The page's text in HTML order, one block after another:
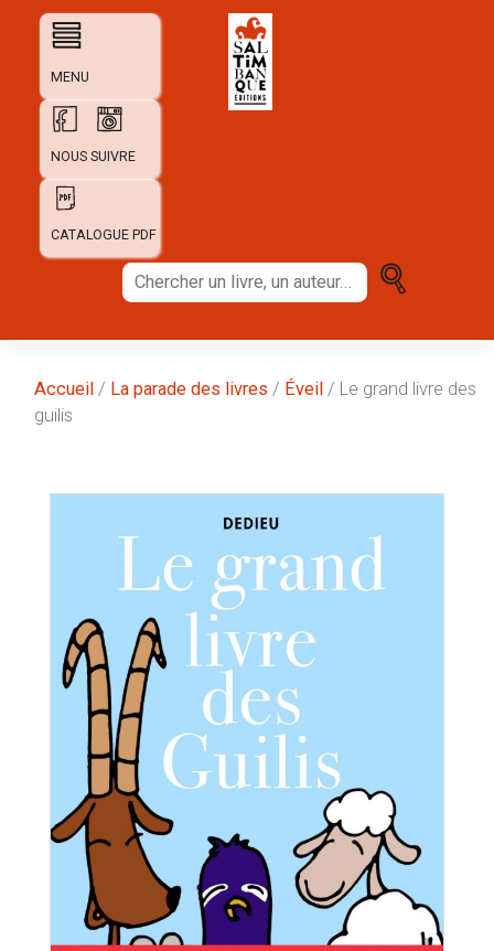
MENU
NOUS SUIVRE
CATALOGUE PDF
Chercher
un
auteur...
Accueil / La parade des livres / Éveil / Le grand livre des
guilis